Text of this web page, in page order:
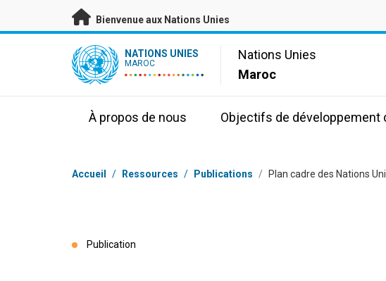
Passer au contenu principal
Bienvenue aux Nations Unies
UN Logo NATIONS UNIES
MAROC
Nations Unies
Maroc
À propos de nous Objectifs de développement
Fil d'Ariane
Accueil / Ressources / Publications / Plan cadre des Nations
Publication